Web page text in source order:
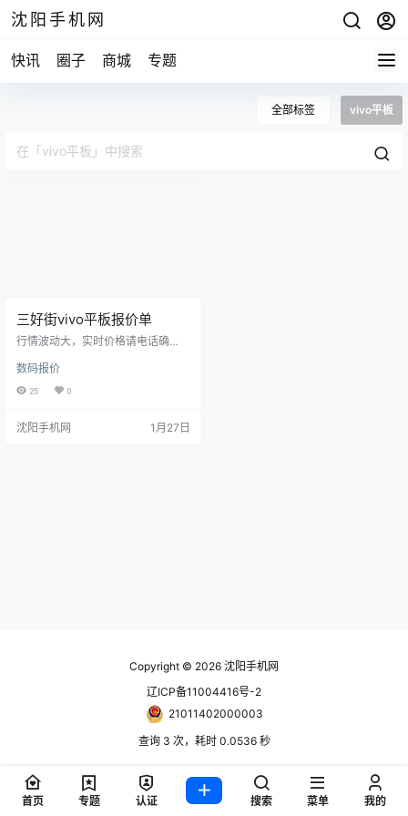
沈阳手机网
快讯 圈子 商城 专题
全部标签 vivo平板
三好街vivo平板报价单
行情波动大，实时价格请电话确
新业务，修手机！ 15524468880微
信同步，15674294444微信同步 沈
站更新！ www.024hh.com 微信公
数码报价
25 0
沈阳手机网 1月27日
Copyright © 2026 沈阳手机网
辽ICP备11004416号-2
21011402000003
查询 3 次，耗时 0.0536 秒
首页 专题 认证 搜索 菜单 我的